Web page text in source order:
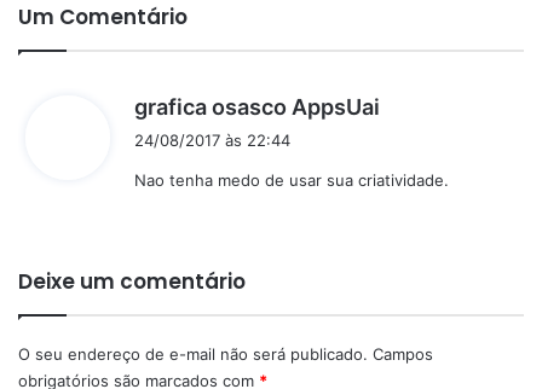
Um Comentário
grafica osasco AppsUai
s
24/08/2017 às 22:44
Nao tenha medo de usar sua criatividade.
Deixe um comentário
O seu endereço de e-mail não será publicado. Campos
obrigatórios são marcados com *